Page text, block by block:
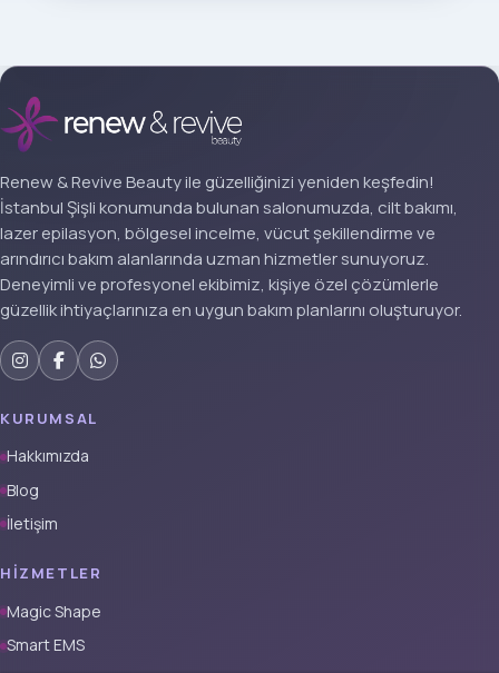
Renew & Revive Beauty ile güzelliğinizi yeniden keşfedin!
İstanbul Şişli konumunda bulunan salonumuzda, cilt bakımı,
lazer epilasyon, bölgesel incelme, vücut şekillendirme ve
arındırıcı bakım alanlarında uzman hizmetler sunuyoruz.
Deneyimli ve profesyonel ekibimiz, kişiye özel çözümlerle
güzellik ihtiyaçlarınıza en uygun bakım planlarını oluşturuyor.
KURUMSAL
Hakkımızda
Blog
İletişim
HIZMETLER
Magic Shape
Smart EMS